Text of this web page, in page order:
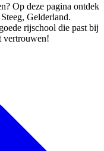
Op deze pagina ontdek
Gelderland.
rijschool die past bij
vertrouwen!